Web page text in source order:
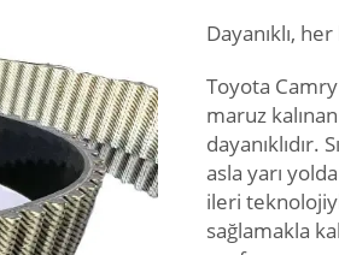
Dayanıklı,
Toyota
maruz
dayanıklıdır.
asla yarı
ileri
sağlamakla